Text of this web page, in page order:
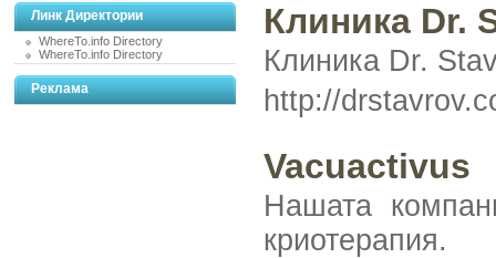
Линк Директории
WhereTo.info Directory
WhereTo.info Directory
Реклама
Клиника Dr.
Клиника Dr.
http://
Vacuactivus
Нашата
криотерапия.